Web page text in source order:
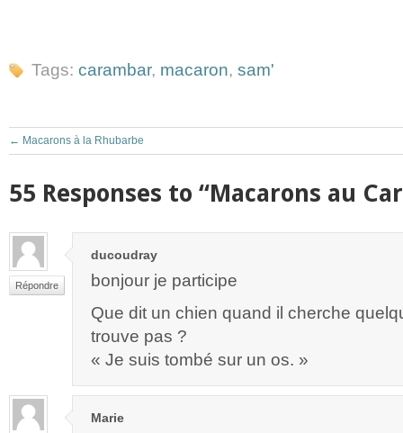
Tags: carambar, macaron, sam'
← Macarons à la Rhubarbe
55 Responses to “Macarons au
Répondre
ducoudray
bonjour je participe
Que dit un chien quand il cherche
trouve pas ?
« Je suis tombé sur un os. »
Marie